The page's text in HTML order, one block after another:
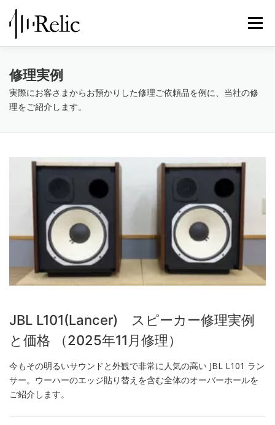
ン
メニュ
レリックについて
STORE お知らせ
修理実例
実際にお客さまからお預かりした修理ご依頼品を例に、当社の修
理をご紹介します。
JBL L101(Lancer) スピーカー修理実例
と価格 （2025年11月修理）
今もその明るいサウンドと外観で非常に人気の高い JBL L101 ラン
サー。ウーハーのエッジ貼り替えを含む全体のオーバーホールを
ご紹介します。